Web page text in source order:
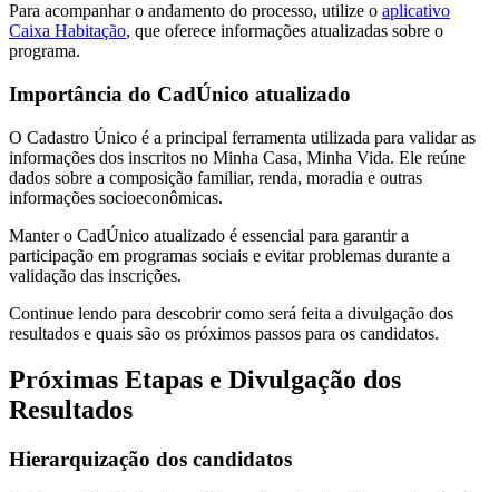
Para acompanhar o andamento do processo, utilize o aplicativo
Caixa Habitação, que oferece informações atualizadas sobre o
programa.
Importância do CadÚnico atualizado
O Cadastro Único é a principal ferramenta utilizada para validar as
informações dos inscritos no Minha Casa, Minha Vida. Ele reúne
dados sobre a composição familiar, renda, moradia e outras
informações socioeconômicas.
Manter o CadÚnico atualizado é essencial para garantir a
participação em programas sociais e evitar problemas durante a
validação das inscrições.
Continue lendo para descobrir como será feita a divulgação dos
resultados e quais são os próximos passos para os candidatos.
Próximas Etapas e Divulgação dos
Resultados
Hierarquização dos candidatos